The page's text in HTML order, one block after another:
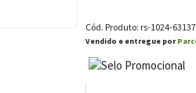
Cód. Produto: rs-1024-63137
Vendido e entregue por